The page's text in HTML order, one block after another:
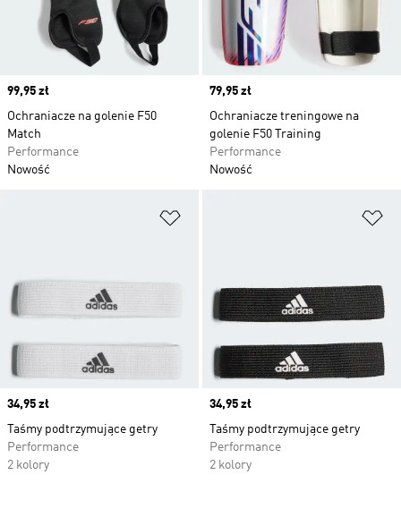
Price
99,95 zł
Ochraniacze na golenie F50
Match
Performance
Nowość
Price
79,95 zł
Ochraniacze treningowe na
golenie F50 Training
Performance
Nowość
Price
34,95 zł
Taśmy podtrzymujące getry
Performance
2 kolory
Price
34,95 zł
Taśmy podtrzymujące getry
Performance
2 kolory